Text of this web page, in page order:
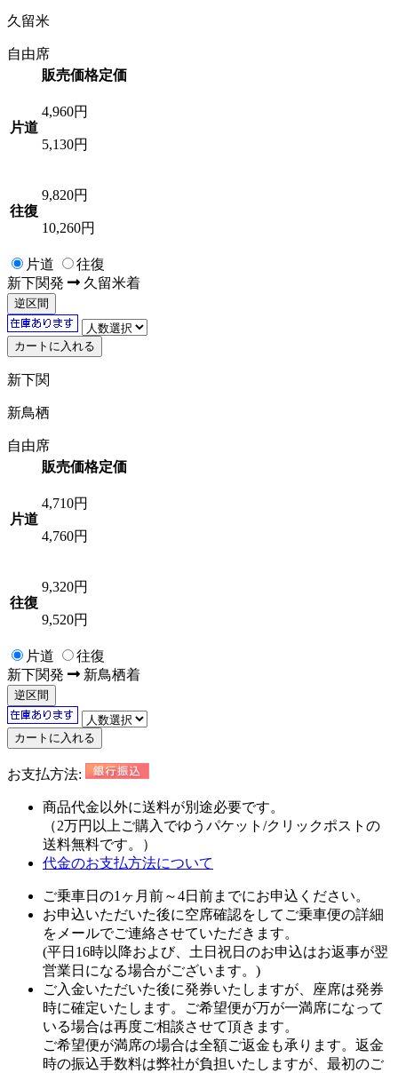
久留米
自由席
販売価格定価
片道
4,960円
5,130円
往復
9,820円
10,260円
片道
往復
新下関発 久留米着
逆区間
新下関
新鳥栖
自由席
販売価格定価
片道
4,710円
4,760円
往復
9,320円
9,520円
片道
往復
新下関発 新鳥栖着
逆区間
お支払方法:
商品代金以外に送料が別途必要です。
（2万円以上ご購入でゆうパケット/クリックポストの
送料無料です。）
代金のお支払方法について
ご乗車日の1ヶ月前～4日前までにお申込ください。
お申込いただいた後に空席確認をしてご乗車便の詳細
をメールでご連絡させていただきます。
(平日16時以降および、土日祝日のお申込はお返事が翌
営業日になる場合がございます。)
ご入金いただいた後に発券いたしますが、座席は発券
時に確定いたします。ご希望便が万が一満席になって
いる場合は再度ご相談させて頂きます。
ご希望便が満席の場合は全額ご返金も承ります。返金
時の振込手数料は弊社が負担いたしますが、最初のご